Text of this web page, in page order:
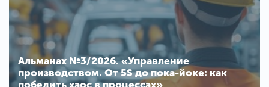
Альманах №3/2026. «Управление
производством. От 5S до пока-йоке: как